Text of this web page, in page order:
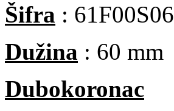
Šifra : 61F00S06
Dužina : 60 mm
Dubokoronac